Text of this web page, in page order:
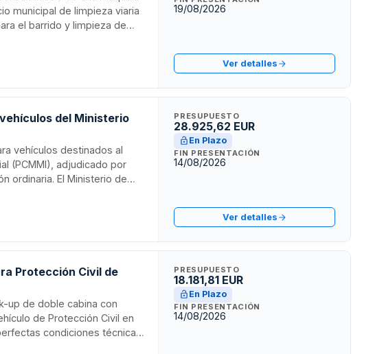
municipal de limpieza viaria
el barrido y limpieza de
las condiciones de
19/08/2026
Ver detalles
del Ministerio
vehículos destinados al
(PCMMI), adjudicado por
ordinaria. El Ministerio de
los vehículos utilizados en
PRESUPUESTO
28.925,62 EUR
En Plazo
FIN PRESENTACIÓN
14/08/2026
Ver detalles
Protección Civil de
up de doble cabina con
de Protección Civil en
condiciones técnicas
PRESUPUESTO
18.181,81 EUR
En Plazo
FIN PRESENTACIÓN
14/08/2026